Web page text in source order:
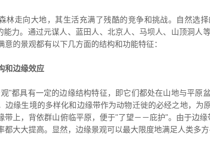
林走向大地，其生活充满了残酷的竞争和挑战。自然选
能力。通过元谋人、蓝田人、北京人、马坝人、山顶洞人
意的景观都有以下几方面的结构和功能特征：
和边缘效应
"都具有一定的边缘结构特征，即它们都处在山地与平原
边缘生境的多样化和边缘带作为动物迁徙的必经之地，为
带上，背依群山俯临平原，便于"了望－－庇护"。由于边
都大大提高。显然，边缘景观可以最大限度地满足人类